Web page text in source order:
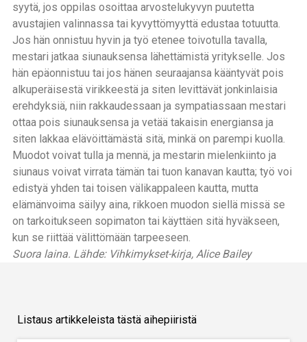
syytä, jos oppilas osoittaa arvostelukyvyn puutetta
avustajien valinnassa tai kyvyttömyyttä edustaa totuutta.
Jos hän onnistuu hyvin ja työ etenee toivotulla tavalla,
mestari jatkaa siunauksensa lähettämistä yritykselle. Jos
hän epäonnistuu tai jos hänen seuraajansa kääntyvät pois
alkuperäisestä virikkeestä ja siten levittävät jonkinlaisia
erehdyksiä, niin rakkaudessaan ja sympatiassaan mestari
ottaa pois siunauksensa ja vetää takaisin energiansa ja
siten lakkaa elävöittämästä sitä, minkä on parempi kuolla.
Muodot voivat tulla ja mennä, ja mestarin mielenkiinto ja
siunaus voivat virrata tämän tai tuon kanavan kautta; työ voi
edistyä yhden tai toisen välikappaleen kautta, mutta
elämänvoima säilyy aina, rikkoen muodon siellä missä se
on tarkoitukseen sopimaton tai käyttäen sitä hyväkseen,
kun se riittää välittömään tarpeeseen.
Suora laina. Lähde: Vihkimykset-kirja, Alice Bailey
Listaus artikkeleista tästä aihepiiristä